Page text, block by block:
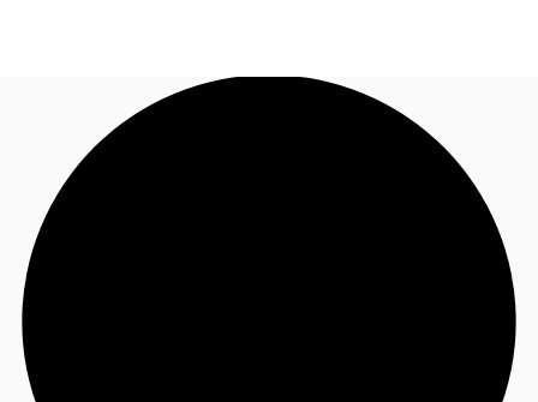
オフィス・事務所
倉庫・物流センター
お電話